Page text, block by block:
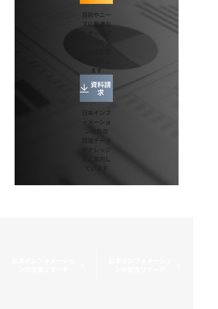
目的やニー
ズに最適な
ます
資料請
求
日本インフ
ォメーショ
ン独自の
調査データ
やナレッジ
をご案内し
ています